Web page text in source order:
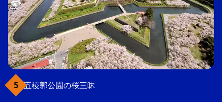
五稜郭公園の桜三昧